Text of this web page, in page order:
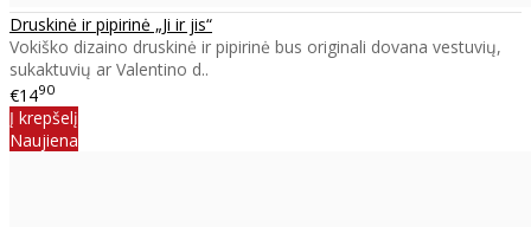
Druskinė ir pipirinė „Ji ir jis“
Vokiško dizaino druskinė ir pipirinė bus originali dovana vestuvių,
sukaktuvių ar Valentino d..
€1490
Į krepšelį
Naujiena